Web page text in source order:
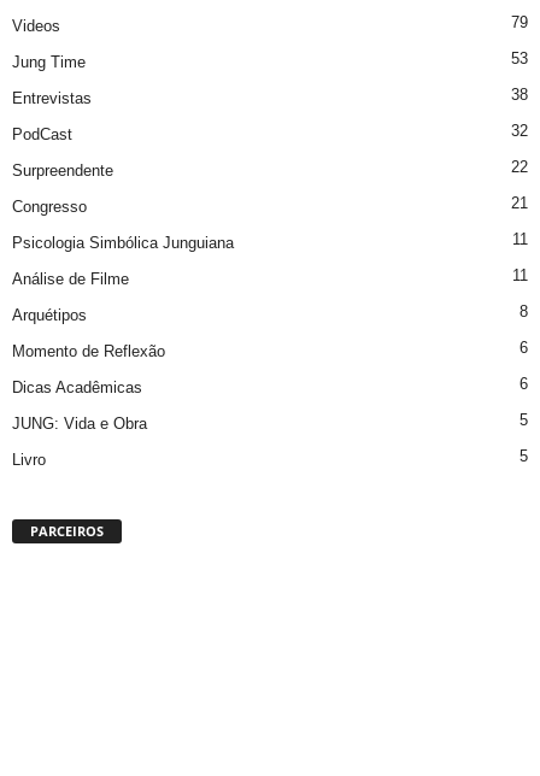
Videos 79
Jung Time 53
Entrevistas 38
PodCast 32
Surpreendente 22
Congresso 21
Psicologia Simbólica Junguiana 11
Análise de Filme 11
Arquétipos 8
Momento de Reflexão 6
Dicas Acadêmicas 6
JUNG: Vida e Obra 5
Livro 5
PARCEIROS